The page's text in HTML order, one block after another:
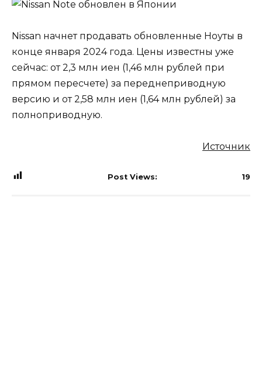
Nissan начнет продавать обновленные Ноуты в
конце января 2024 года. Цены известны уже
сейчас: от 2,3 млн иен (1,46 млн рублей при
прямом пересчете) за переднеприводную
версию и от 2,58 млн иен (1,64 млн рублей) за
полноприводную.
Источник
Post Views: 19